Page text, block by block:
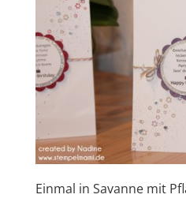
Einmal in Savanne mit